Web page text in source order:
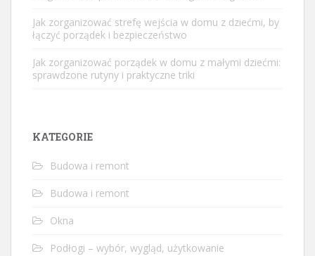
Jak zorganizować strefę wejścia w domu z dziećmi, by
łączyć porządek i bezpieczeństwo
Jak zorganizować porządek w domu z małymi dziećmi:
sprawdzone rutyny i praktyczne triki
KATEGORIE
Budowa i remont
Budowa i remont
Okna
Podłogi – wybór, wygląd, użytkowanie